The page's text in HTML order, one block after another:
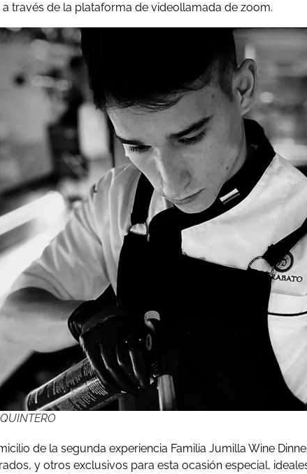
través de la plataforma de videollamada de zoom.
de la segunda experiencia Familia Jumilla Wine
y otros exclusivos para esta ocasión especial,